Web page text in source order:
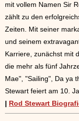
mit vollem Namen Sir
zählt zu den
Zeiten. Mit seiner
und seinem
Karriere, zunächst mit
die mehr als fünf
Mae", "Sailing", Da ya
Stewart feiert am 10.
| Rod Stewart